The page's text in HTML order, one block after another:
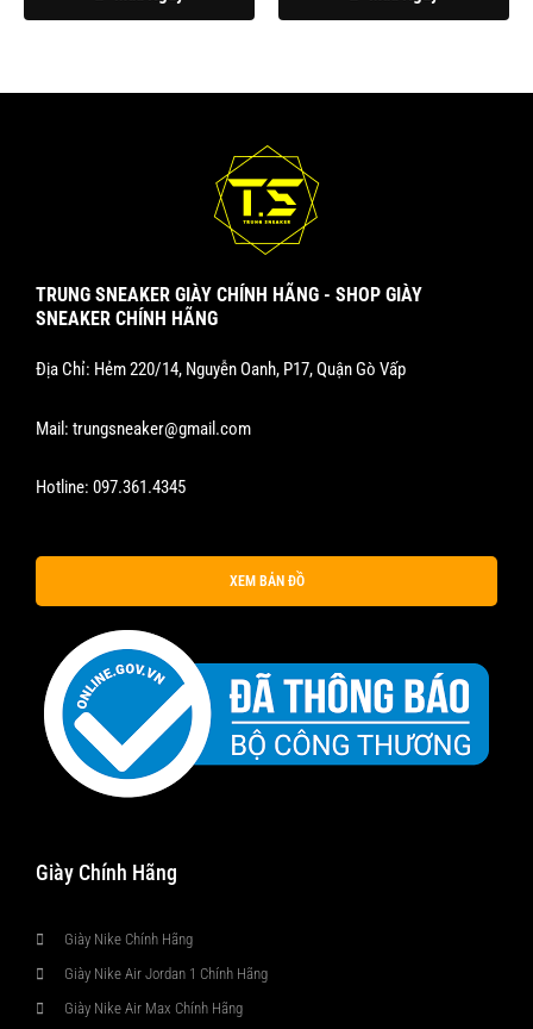
trên
trên
TRUNG SNEAKER GIÀY CHÍNH HÃNG - SHOP GIÀY
SNEAKER CHÍNH HÃNG
Địa Chỉ: Hẻm 220/14, Nguyễn Oanh, P17, Quận Gò Vấp
Mail: trungsneaker@gmail.com
Hotline: 097.361.4345
XEM BẢN ĐỒ
Giày Chính Hãng
Giày Nike Chính Hãng
Giày Nike Air Jordan 1 Chính Hãng
Giày Nike Air Max Chính Hãng